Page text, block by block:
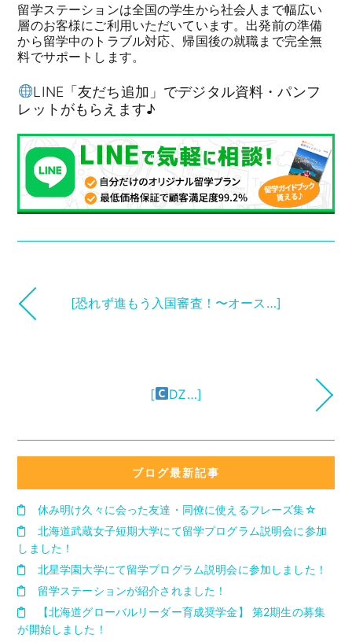
留学ステーションは全国の学生から社会人まで幅広い
層のお客様にご利用いただいています。出発前の準備
から留学中のトラブル対応、帰国後の就職まで完全無
料でサポートします。
LINE「友だち追加」でデジタル資料・パンフ
レットがもらえます♪
[恐れず進もう入国審査！〜オース…]
[ Ǳ…]
ブログ最新記事
休み明け久々に会った友達・同僚に使えるフレーズ集☆
北海道武蔵女子短期大学にて留学プログラム説明会に参加
しました！
北星学園大学にて留学プログラム説明会に参加しました！
留学ステーションが紹介されました！
【北海道グローバルリーダー育成奨学金】 第2期生の募集
が開始しました！